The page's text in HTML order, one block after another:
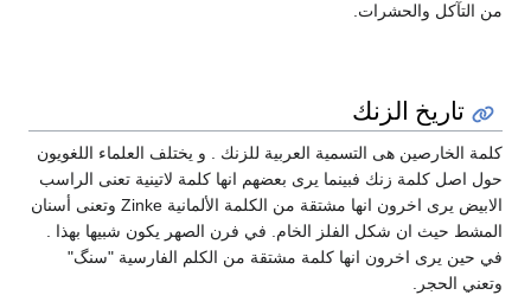
من التآكل والحشرات.
تاريخ الزنك
كلمة الخارصين هى التسمية العربية للزنك . و يختلف العلماء اللغويون
حول اصل كلمة زنك فبينما يرى بعضهم انها كلمة لاتينية تعنى الراسب
الابيض يرى اخرون انها مشتقة من الكلمة الألمانية Zinke وتعنى أسنان
المشط حيث ان شكل الفلز الخام. في فرن الصهر يكون شبيها بهذا .
في حين يرى اخرون انها كلمة مشتقة من الكلم الفارسية "سنگ"
وتعني الحجر.